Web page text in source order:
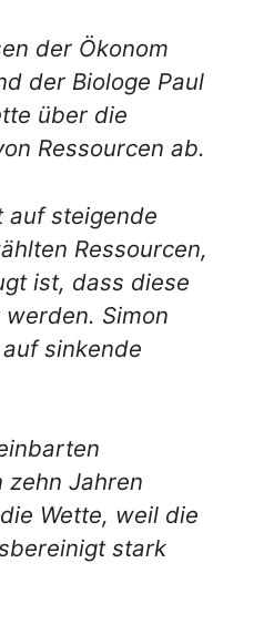
der Ökonom
der Biologe Paul
über die
Ressourcen ab.
auf steigende
Ressourcen,
ist, dass diese
Simon
sinkende
zehn Jahren
Wette, weil die
stark